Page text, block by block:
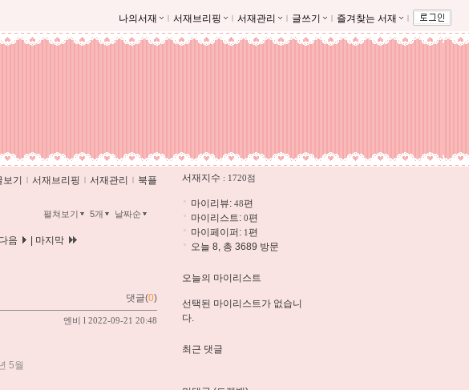
나의서재 ｌ 서재브리핑 ｌ 서재관리 ｌ 글쓰기 ｌ 즐겨찾는 서재 ｌ
보기 ｌ 서재브리핑 ｌ 서재관리 ｌ 북플
펼쳐보기 5개 날짜순
다음 마지막
댓글(0)
엔비 l 2022-09-21 20:48
5월
서재지수 : 1720점
마이리뷰: 48편
마이리스트: 0편
마이페이퍼: 1편
오늘 8, 총 3689 방문
오늘의 마이리스트
선택된 마이리스트가 없습니
다.
최근 댓글